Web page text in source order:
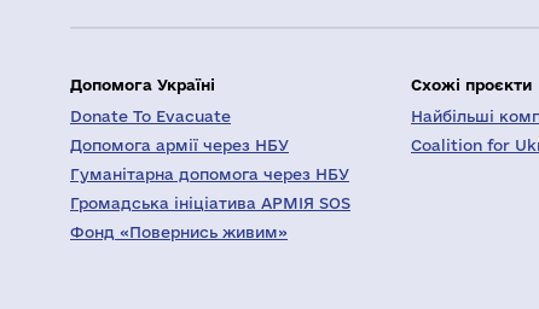
Допомога Україні
Donate To Evacuate
Допомога армії через НБУ
Гуманітарна допомога через НБУ
Громадська ініціатива АРМІЯ SOS
Фонд «Повернись живим»
Схожі проєкти
Найбільші
Coalition for